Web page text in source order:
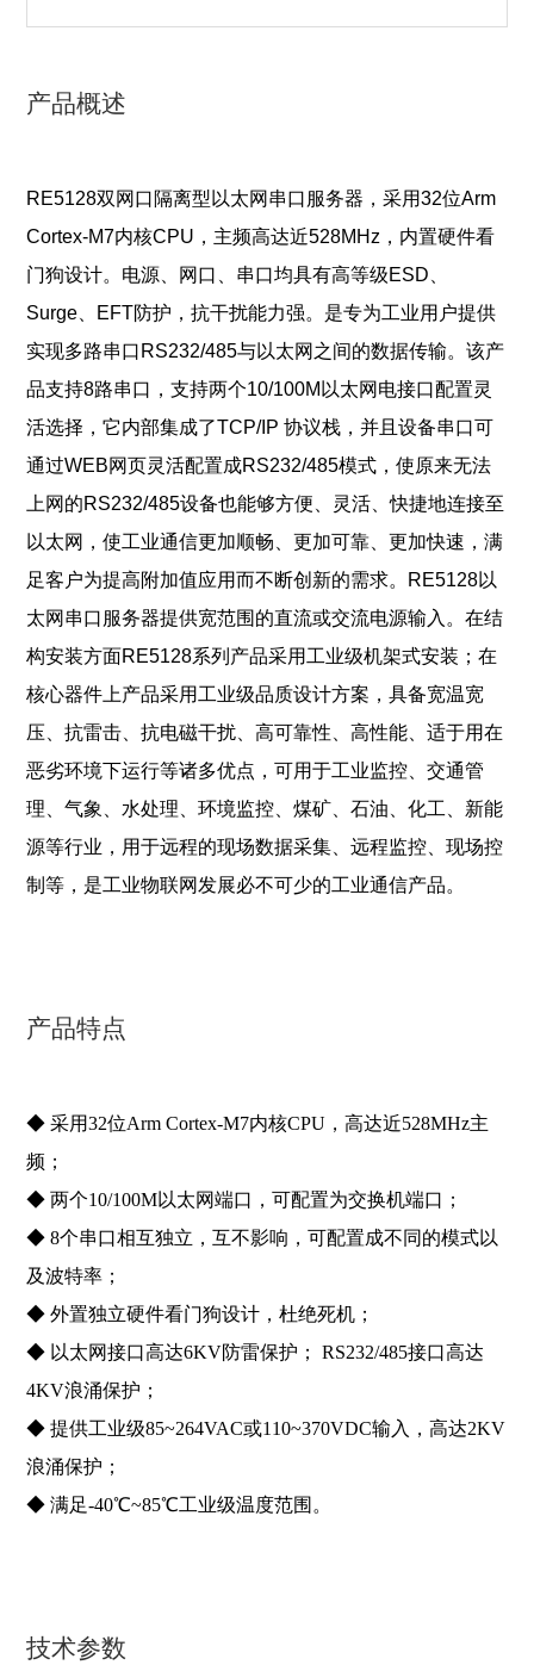
产品概述
RE5128双网口隔离型以太网串口服务器，采用32位Arm
Cortex-M7内核CPU，主频高达近528MHz，内置硬件看
门狗设计。电源、网口、串口均具有高等级ESD、
Surge、EFT防护，抗干扰能力强。是专为工业用户提供
实现多路串口RS232/485与以太网之间的数据传输。该产
品支持8路串口，支持两个10/100M以太网电接口配置灵
活选择，它内部集成了TCP/IP 协议栈，并且设备串口可
通过WEB网页灵活配置成RS232/485模式，使原来无法
上网的RS232/485设备也能够方便、灵活、快捷地连接至
以太网，使工业通信更加顺畅、更加可靠、更加快速，满
足客户为提高附加值应用而不断创新的需求。 RE5128以
太网串口服务器提供宽范围的直流或交流电源输入。在结
构安装方面RE5128系列产品采用工业级机架式安装；在
核心器件上产品采用工业级品质设计方案，具备宽温宽
压、抗雷击、抗电磁干扰、高可靠性、高性能、适于用在
恶劣环境下运行等诸多优点，可用于工业监控、交通管
理、气象、水处理、环境监控、煤矿、石油、化工、新能
源等行业，用于远程的现场数据采集、远程监控、现场控
制等，是工业物联网发展必不可少的工业通信产品。
产品特点
◆ 采用32位Arm Cortex-M7内核CPU，高达近528MHz主
频；
◆ 两个10/100M以太网端口，可配置为交换机端口；
◆ 8个串口相互独立，互不影响，可配置成不同的模式以
及波特率；
◆ 外置独立硬件看门狗设计，杜绝死机；
◆ 以太网接口高达6KV防雷保护； RS232/485接口高达
4KV浪涌保护；
◆ 提供工业级85~264VAC或110~370VDC输入，高达2KV
浪涌保护；
◆ 满足-40℃~85℃工业级温度范围。
技术参数